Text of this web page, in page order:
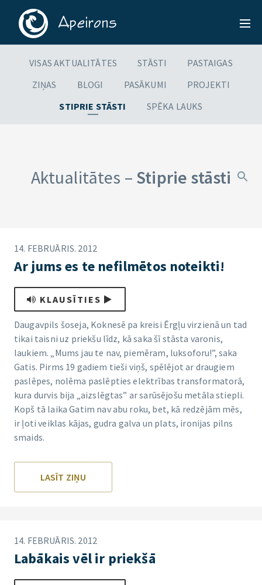
VISAS AKTUALITĀTES STĀSTI
PASTAIGAS
ZIŅAS
BLOGI PASĀKUMI
PROJEKTI
STIPRIE STĀSTI
SPĒKA LAUKS
Aktualitātes – Stiprie stāsti
14. FEBRUĀRIS. 2012
Ar jums es te nefilmētos noteikti!
KLAUSĪTIES
Daugavpils šoseja, Koknesē pa kreisi Ērgļu virzienā un tad
tikai taisni uz priekšu līdz, kā saka šī stāsta varonis,
laukiem. „Mums jau te nav, piemēram, luksoforu!”, saka
Gatis. Pirms 19 gadiem tieši viņš, spēlējot ar draugiem
paslēpes, nolēma paslēpties elektrības transformatorā,
kura durvis bija „aizslēgtas” ar sarūsējošu metāla stiepli.
Kopš tā laika Gatim nav abu roku, bet, kā redzējām mēs,
ir ļoti veiklas kājas, gudra galva un plats, ironijas pilns
smaids.
LASĪT ZIŅU
14. FEBRUĀRIS. 2012
Labākais vēl ir priekšā